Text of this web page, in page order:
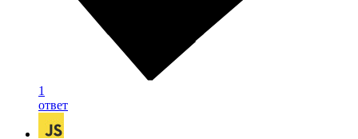
1
ответ